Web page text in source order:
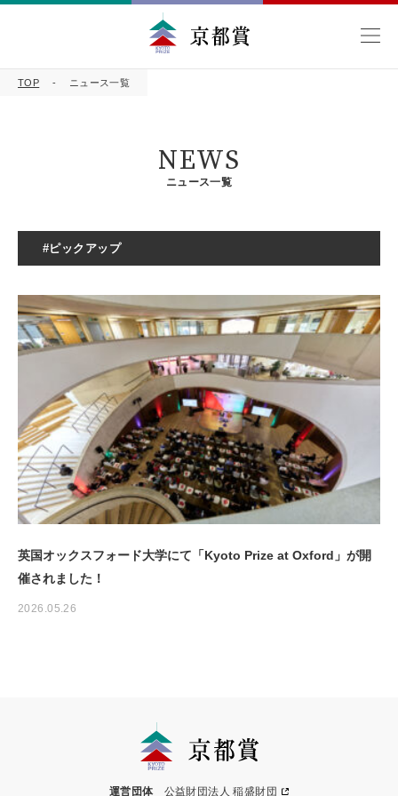
TOP ニュース一覧
NEWS
ニュース一覧
#ピックアップ
英国オックスフォード大学にて「Kyoto Prize at Oxford」が開
催されました！
2026.05.26
運営団体 公益財団法人 稲盛財団